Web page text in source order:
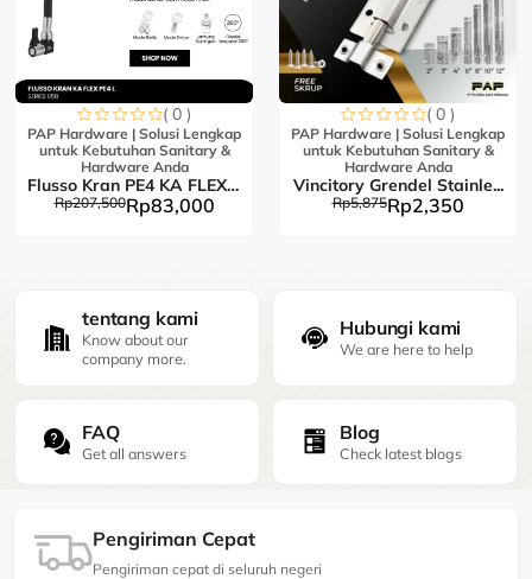
( 0 )
PAP Hardware | Solusi Lengkap
untuk Kebutuhan Sanitary &
Hardware Anda
Flusso Kran PE4 KA FLEX L...
Rp207,500Rp83,000
( 0 )
PAP Hardware | Solusi Lengkap
untuk Kebutuhan Sanitary &
Hardware Anda
Vincitory Grendel Stainle...
Rp5,875Rp2,350
tentang kami
Know about our
company more.
Hubungi kami
We are here to help
FAQ
Get all answers
Blog
Check latest blogs
Pengiriman Cepat
Pengiriman cepat di seluruh negeri